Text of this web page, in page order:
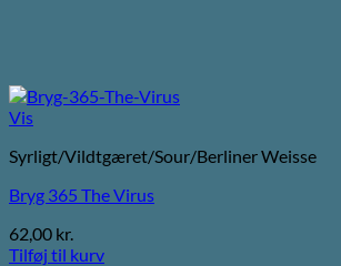
Vis
Syrligt/Vildtgæret/Sour/Berliner Weisse
Bryg 365 The Virus
62,00 kr.
Tilføj til kurv